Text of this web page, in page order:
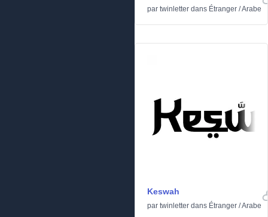
par twinletter dans Étranger /Arabe
Keswah
par twinletter dans Étranger /Arabe